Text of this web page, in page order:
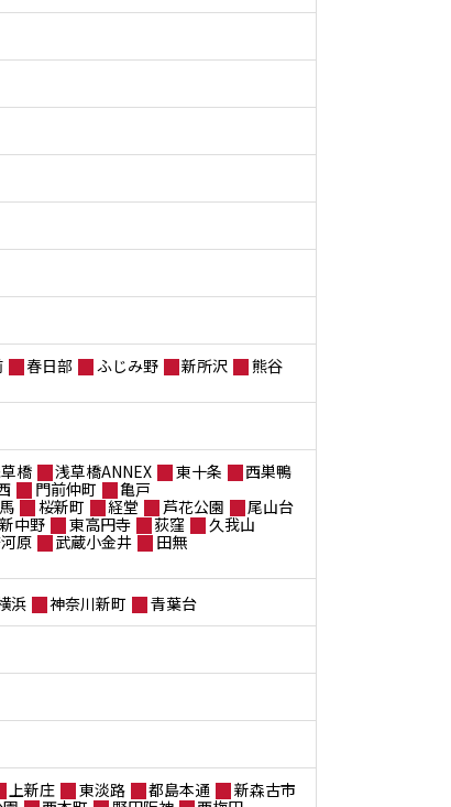
春日部 ふじみ野 新所沢
熊谷
橋 浅草橋ANNEX 東十条
西巣鴨
門前仲町
亀戸
桜新町 経堂 芦花公園
尾山台
新中野 東高円寺 荻窪
久我山
原 武蔵小金井
田無
浜 神奈川新町 青葉台
上新庄 東淡路 都島本通
新森古市